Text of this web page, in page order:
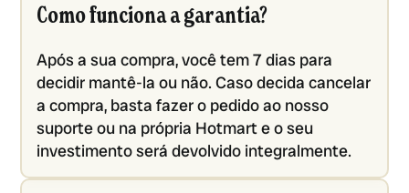
Como funciona a garantia?
Após a sua compra, você tem 7 dias para
decidir mantê-la ou não. Caso decida cancelar
a compra, basta fazer o pedido ao nosso
suporte ou na própria Hotmart e o seu
investimento será devolvido integralmente.